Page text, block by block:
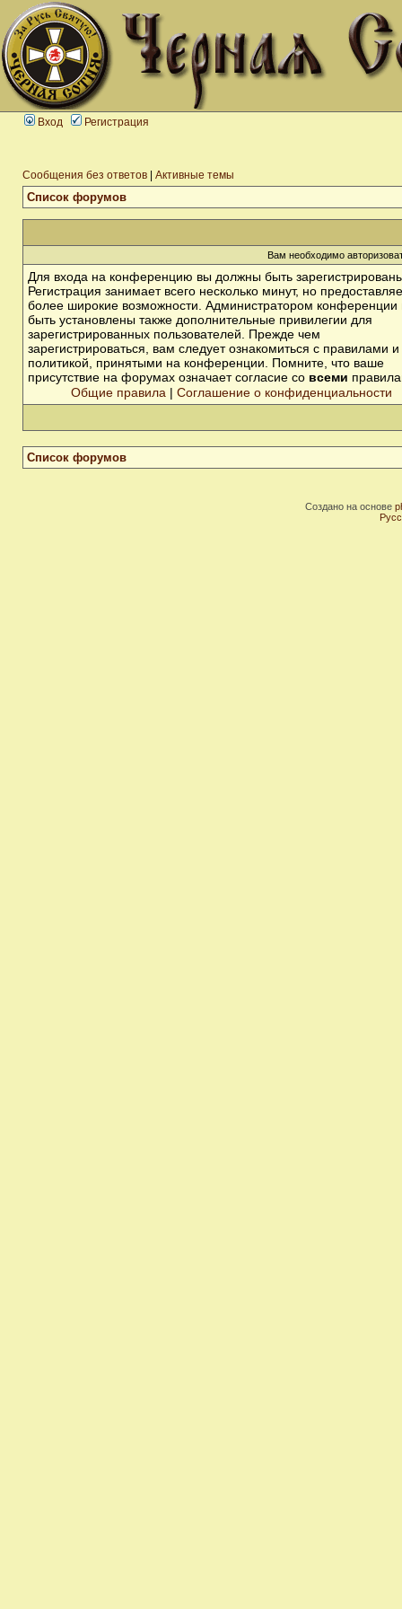
Вход Регистрация
Сообщения без ответов Активные темы
Список форумов
Вам необходимо
Для входа на конференцию вы должны быть
Регистрация занимает всего несколько минут, но
более широкие возможности. Администратором конференции
быть установлены также дополнительные привилегии для
зарегистрированных пользователей. Прежде чем
зарегистрироваться, вам следует ознакомиться с правилами и
политикой, принятыми на конференции. Помните, что ваше
присутствие на форумах означает согласие со всеми
Общие правила | Соглашение о конфиденциальности
Список форумов
Создано на основе